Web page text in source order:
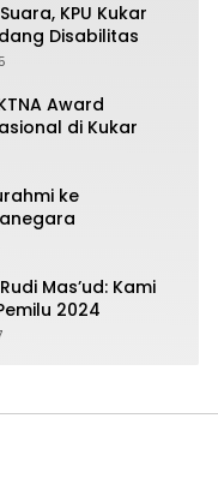
KPU Kukar
Disabilitas
Award
di Kukar
ke
Mas’ud: Kami
2024